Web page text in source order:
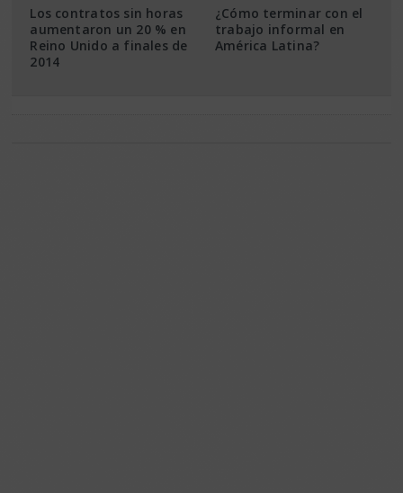
Los contratos sin horas
aumentaron un 20 % en
Reino Unido a finales de
2014
¿Cómo terminar con el
trabajo informal en
América Latina?